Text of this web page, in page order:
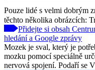
Pouze lidé s velmi dobrým
těchto několika obrázcích:
Přidejte si obsah
hledání a Google zprávy
Mozek je sval, který je
mozku pomocí speciálně
nervová spojení. Podaří se